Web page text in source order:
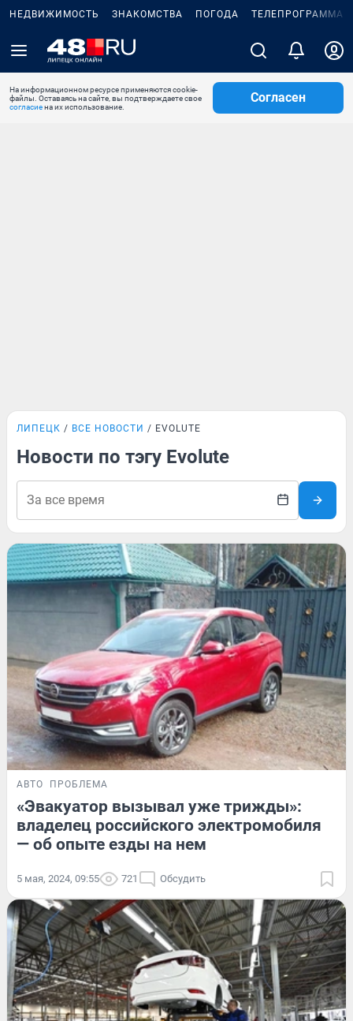
НЕДВИЖИМОСТЬ ЗНАКОМСТВА ПОГОДА ТЕЛЕПРОГРАММА
На информационном ресурсе применяются cookie-
файлы. Оставаясь на сайте, вы подтверждаете свое
согласиена их использование.
Согласен
ЛИПЕЦК ВСЕ НОВОСТИ EVOLUTE
Новости по тэгу Evolute
АВТО ПРОБЛЕМА
«Эвакуатор вызывал уже трижды»:
владелец российского электромобиля
— об опыте езды на нем
5 мая, 2024, 09:55 721 Обсудить